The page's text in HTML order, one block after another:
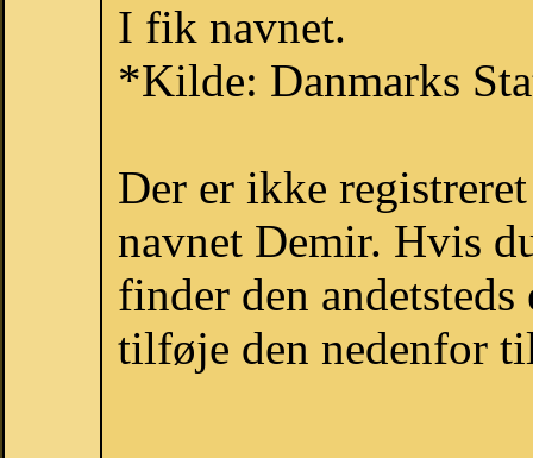
I fik navnet.
*Kilde: Danmarks
Der er ikke
navnet Demir. Hvis
finder den
tilføje den nedenfor